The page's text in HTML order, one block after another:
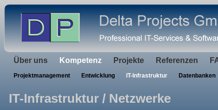
Über uns Kompetenz Projekte Referenzen
Projektmanagement Entwicklung IT-Infrastruktur Datenbanken
IT-Infrastruktur / Netzwerke